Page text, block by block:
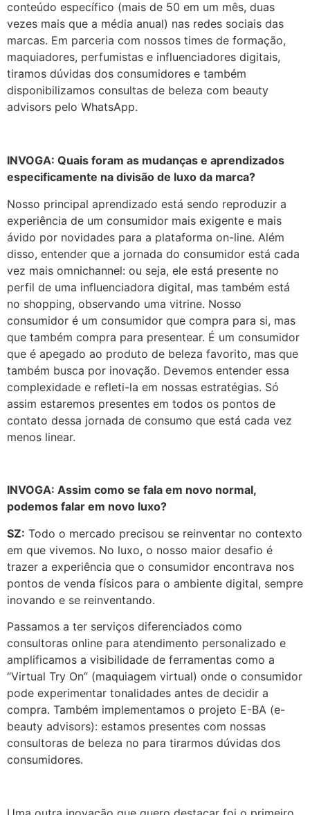
conteúdo específico (mais de 50 em um mês, duas
vezes mais que a média anual) nas redes sociais das
marcas. Em parceria com nossos times de formação,
maquiadores, perfumistas e influenciadores digitais,
tiramos dúvidas dos consumidores e também
disponibilizamos consultas de beleza com beauty
advisors pelo WhatsApp.
INVOGA: Quais foram as mudanças e aprendizados
especificamente na divisão de luxo da marca?
Nosso principal aprendizado está sendo reproduzir a
experiência de um consumidor mais exigente e mais
ávido por novidades para a plataforma on-line. Além
disso, entender que a jornada do consumidor está cada
vez mais omnichannel: ou seja, ele está presente no
perfil de uma influenciadora digital, mas também está
no shopping, observando uma vitrine. Nosso
consumidor é um consumidor que compra para si, mas
que também compra para presentear. É um consumidor
que é apegado ao produto de beleza favorito, mas que
também busca por inovação. Devemos entender essa
complexidade e refleti-la em nossas estratégias. Só
assim estaremos presentes em todos os pontos de
contato dessa jornada de consumo que está cada vez
menos linear.
INVOGA: Assim como se fala em novo normal,
podemos falar em novo luxo?
SZ: Todo o mercado precisou se reinventar no contexto
em que vivemos. No luxo, o nosso maior desafio é
trazer a experiência que o consumidor encontrava nos
pontos de venda físicos para o ambiente digital, sempre
inovando e se reinventando.
Passamos a ter serviços diferenciados como
consultoras online para atendimento personalizado e
amplificamos a visibilidade de ferramentas como a
“Virtual Try On” (maquiagem virtual) onde o consumidor
pode experimentar tonalidades antes de decidir a
compra. Também implementamos o projeto E-BA (e-
beauty advisors): estamos presentes com nossas
consultoras de beleza no para tirarmos dúvidas dos
consumidores.